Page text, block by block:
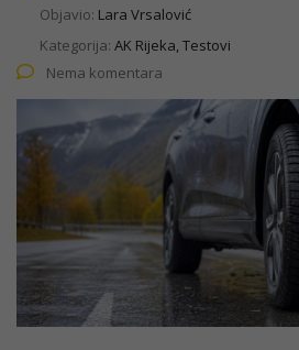
Objavio: Lara Vrsalović
Kategorija: AK Rijeka, Testovi
Nema komentara